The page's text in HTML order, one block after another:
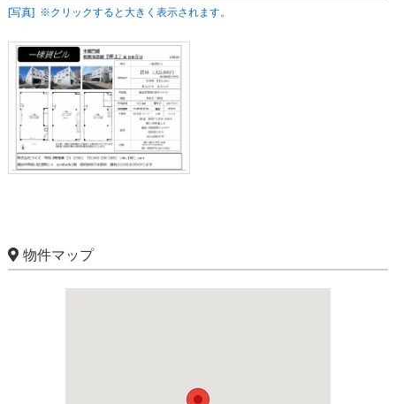
[写真] ※クリックすると大きく表示されます。
物件マップ